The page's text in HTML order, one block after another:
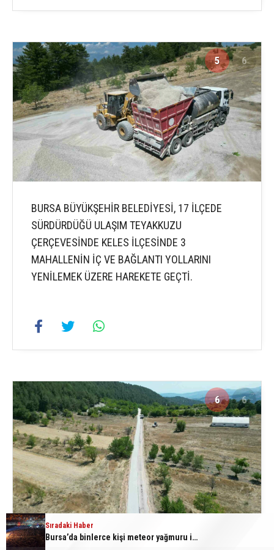
5 6
BURSA BÜYÜKŞEHİR BELEDİYESİ, 17 İLÇEDE
SÜRDÜRDÜĞÜ ULAŞIM TEYAKKUZU
ÇERÇEVESİNDE KELES İLÇESİNDE 3
MAHALLENİN İÇ VE BAĞLANTI YOLLARINI
YENİLEMEK ÜZERE HAREKETE GEÇTİ.
6 6
Sıradaki Haber
Bursa’da binlerce kişi meteor yağmuru için bir araya geldi